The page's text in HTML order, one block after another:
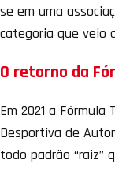
se em uma
categoria que veio
O retorno da
Em 2021 a
Desportiva de
todo padrão “raiz”